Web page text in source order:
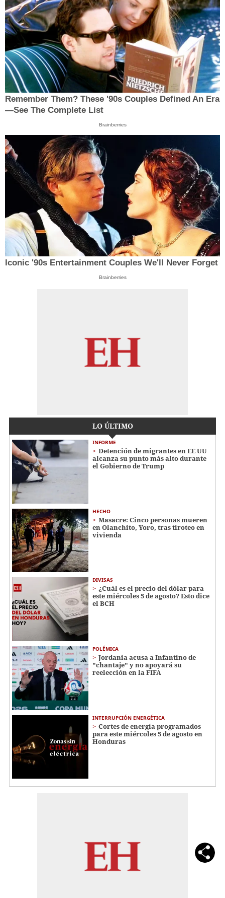
Remember Them? These '90s Couples Defined An Era
—See The Complete List
Brainberries
Iconic '90s Entertainment Couples We'll Never Forget
Brainberries
LO ÚLTIMO
INFORME
Detención de migrantes en EE UU
alcanza su punto más alto durante
el Gobierno de Trump
HECHO
Masacre: Cinco personas mueren
en Olanchito, Yoro, tras tiroteo en
vivienda
DIVISAS
¿Cuál es el precio del dólar para
este miércoles 5 de agosto? Esto dice
el BCH
POLÉMICA
Jordania acusa a Infantino de
"chantaje" y no apoyará su
reelección en la FIFA
INTERRUPCIÓN ENERGÉTICA
Cortes de energía programados
para este miércoles 5 de agosto en
Honduras